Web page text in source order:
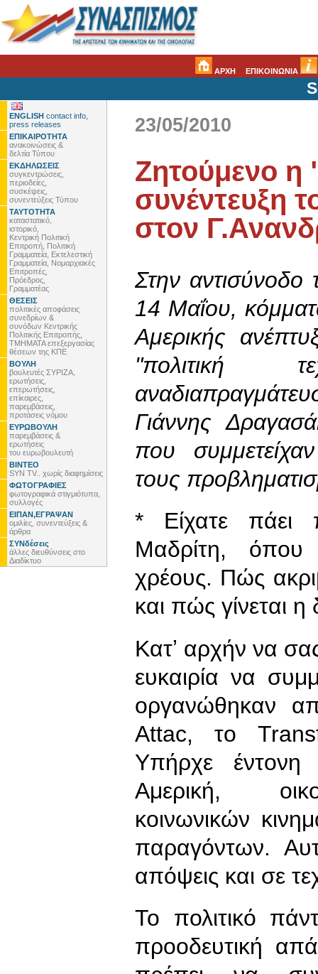
ΑΡΧΗ ΕΠΙΚΟΙΝΩΝΙΑ
ENGLISH contact info,
press releases
ΕΠΙΚΑΙΡΟΤΗΤΑ
ανακοινώσεις &
δελτία Τύπου
ΕΚΔΗΛΩΣΕΙΣ
συγκεντρώσεις,
περιοδείες,
συσκέψεις,
συνεντεύξεις Τύπου
ΤΑΥΤΟΤΗΤΑ
καταστατικό,
ιστορικό,
Κεντρική Πολιτική
Επιτροπή, Πολιτική
Γραμματεία, Εκτελεστική
Γραμματεία, Νομαρχιακές
Επιτροπές,
Πρόεδρος,
Γραμματέας
ΘΕΣΕΙΣ
πολιτικές αποφάσεις
συνεδρίων &
συνόδων Κεντρικής
Πολιτικής Επιτροπής,
ΤΜΗΜΑΤΑ επεξεργασίας
θέσεων της ΚΠΕ
ΒΟΥΛΗ
βουλευτές ΣΥΡΙΖΑ,
ερωτήσεις,
επερωτήσεις,
επίκαιρες,
παρεμβάσεις,
προτάσεις νόμου
ΕΥΡΩΒΟΥΛΗ
παρεμβάσεις &
ερωτήσεις
του ευρωβουλευτή
ΒΙΝΤΕΟ
SYN TV.. χωρίς διαφημίσεις
ΦΩΤΟΓΡΑΦΙΕΣ
φωτογραφικά στιγμιότυπα,
συλλογές
ΕΙΠΑΝ,ΕΓΡΑΨΑΝ
ομιλίες, συνεντεύξεις &
άρθρα
ΣΥΝδέσεις
άλλες διευθύνσεις στο
Διαδίκτυο
23/05/2010
Ζητούμενο η
συνέντευξη
στον
Στην αντισύνοδο
14 Μαΐου,
Αμερικής
"πολιτική
Γιάννης
που
τους
* Είχατε πάει
Μαδρίτη, όπου
χρέους. Πώς
και πώς γίνεται
Κατʼ αρχήν να
ευκαιρία να
οργανώθηκαν
Attac, το
Υπήρχε έντονη
Αμερική,
κοινωνικών
παραγόντων.
απόψεις και σε
Το πολιτικό
προοδευτική